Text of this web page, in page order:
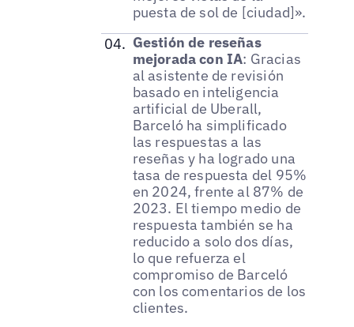
puesta de sol de [ciudad]».
Gestión de reseñas
mejorada con IA: Gracias
al asistente de revisión
basado en inteligencia
artificial de Uberall,
Barceló ha simplificado
las respuestas a las
reseñas y ha logrado una
tasa de respuesta del 95%
en 2024, frente al 87% de
2023. El tiempo medio de
respuesta también se ha
reducido a solo dos días,
lo que refuerza el
compromiso de Barceló
con los comentarios de los
clientes.